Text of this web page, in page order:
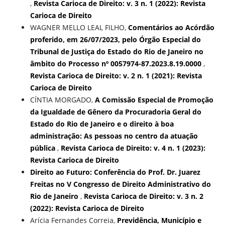
, Revista Carioca de Direito: v. 3 n. 1 (2022): Revista
Carioca de Direito
WAGNER MELLO LEAL FILHO, Comentários ao Acórdão
proferido, em 26/07/2023, pelo Órgão Especial do
Tribunal de Justiça do Estado do Rio de Janeiro no
âmbito do Processo nº 0057974-87.2023.8.19.0000 ,
Revista Carioca de Direito: v. 2 n. 1 (2021): Revista
Carioca de Direito
CÍNTIA MORGADO, A Comissão Especial de Promoção
da Igualdade de Gênero da Procuradoria Geral do
Estado do Rio de Janeiro e o direito à boa
administração: As pessoas no centro da atuação
pública , Revista Carioca de Direito: v. 4 n. 1 (2023):
Revista Carioca de Direito
Direito ao Futuro: Conferência do Prof. Dr. Juarez
Freitas no V Congresso de Direito Administrativo do
Rio de Janeiro , Revista Carioca de Direito: v. 3 n. 2
(2022): Revista Carioca de Direito
Arícia Fernandes Correia, Previdência, Município e